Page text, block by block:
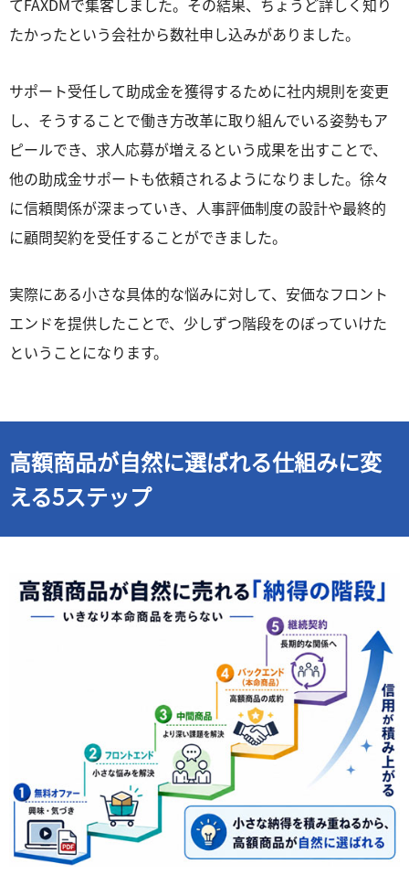
てFAXDMで集客しました。その結果、ちょうど詳しく知り
たかったという会社から数社申し込みがありました。
サポート受任して助成金を獲得するために社内規則を変更
し、そうすることで働き方改革に取り組んでいる姿勢もア
ピールでき、求人応募が増えるという成果を出すことで、
他の助成金サポートも依頼されるようになりました。徐々
に信頼関係が深まっていき、人事評価制度の設計や最終的
に顧問契約を受任することができました。
実際にある小さな具体的な悩みに対して、安価なフロント
エンドを提供したことで、少しずつ階段をのぼっていけた
ということになります。
高額商品が自然に選ばれる仕組みに変
える5ステップ